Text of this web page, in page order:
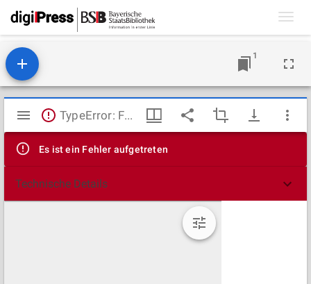
1
Mirador
Viewer
TypeError: Failed to fetch
Es ist ein Fehler aufgetreten
Technische Details